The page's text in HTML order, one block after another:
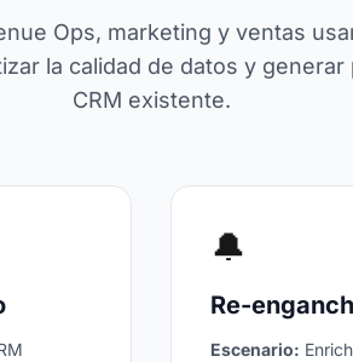
Ops, marketing y ventas
la calidad de datos y
CRM existente.
🔔
Re-
Escenario: